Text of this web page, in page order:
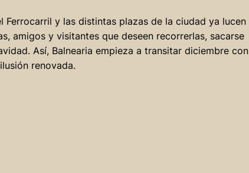
y las distintas plazas de la ciudad ya lucen
amigos y visitantes que deseen recorrerlas, sacarse
Así, Balnearia empieza a transitar diciembre con
renovada.